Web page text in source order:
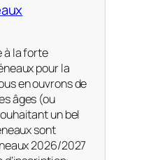
à la forte
pour la
en ouvrons de
âges (ou
un bel
sont
2026/2027